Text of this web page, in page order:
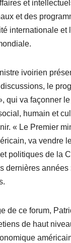
et
et des
internationale et
ivoirien
le
qui va façonner
humain et
« Le Premier
va vendre
politiques de la
dernières années
de ce forum,
de haut